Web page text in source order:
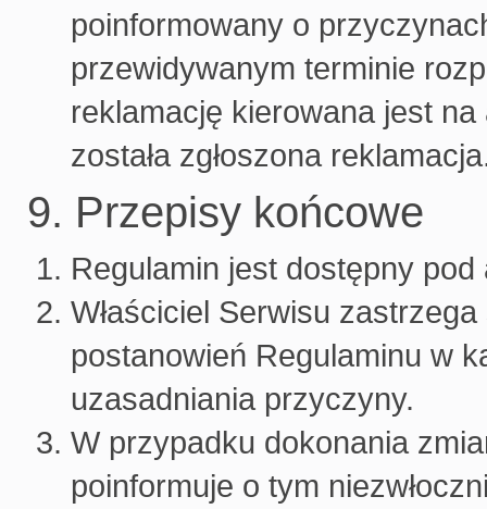
poinformowany o
przewidywanym terminie
reklamację kierowana jest
została zgłoszona
9. Przepisy końcowe
Regulamin jest dostępny
Właściciel Serwisu
postanowień Regulaminu w
uzasadniania przyczyny.
W przypadku dokonania
poinformuje o tym